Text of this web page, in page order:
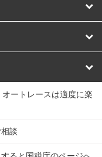
場 宇都宮競輪場
ートレースは適度に楽
談